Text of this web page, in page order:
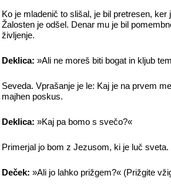
Ko je mladenič to slišal, je bil pretresen, ker
Žalosten je odšel. Denar mu je bil
življenje.
Deklica: »Ali ne moreš biti bogat in kljub
Seveda. Vprašanje je le: Kaj je na prvem
majhen poskus.
Deklica: »Kaj pa bomo s svečo?«
Primerjal jo bom z Jezusom, ki je luč sveta.
Deček: »Ali jo lahko prižgem?« (Prižgite